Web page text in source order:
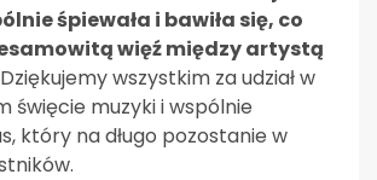
śpiewała i bawiła się, co
więź między artystą
Dziękujemy wszystkim za udział w
święcie muzyki i wspólnie
który na długo pozostanie w